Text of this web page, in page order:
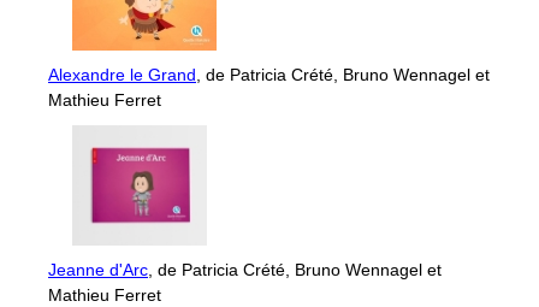
Alexandre le Grand, de Patricia Crété, Bruno Wennagel et
Mathieu Ferret
Jeanne d'Arc, de Patricia Crété, Bruno Wennagel et
Mathieu Ferret